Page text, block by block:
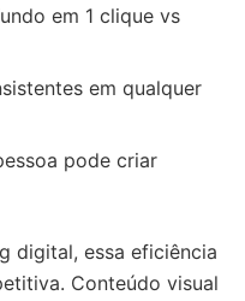
em 1 clique vs
em qualquer
pode criar
digital, essa eficiência
Conteúdo visual